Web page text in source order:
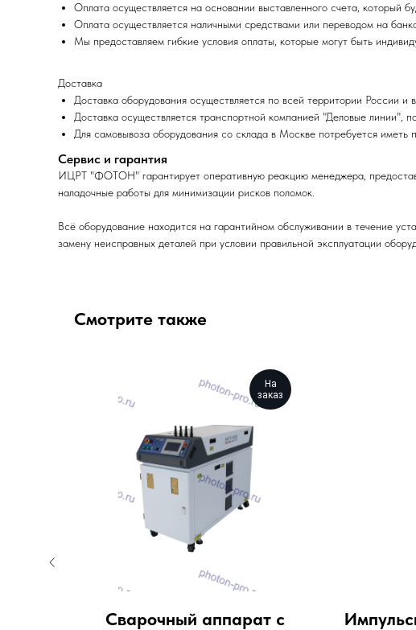
Оплата осуществляется на основании выставленного счета, который
Оплата осуществляется наличными средствами или переводом на
Мы предоставляем гибкие условия оплаты, которые могут быть
Доставка
Доставка оборудования осуществляется по всей территории России и
Доставка осуществляется транспортной компанией "Деловые
Для самовывоза оборудования со склада в Москве потребуется иметь
Сервис и гарантия
ИЦРТ "ФОТОН" гарантирует оперативную реакцию менеджера,
наладочные работы для минимизации рисков поломок.
Всё оборудование находится на гарантийном обслуживании в течение
замену неисправных деталей при условии правильной эксплуатации
Смотрите также
На
заказ
Сварочный аппарат с